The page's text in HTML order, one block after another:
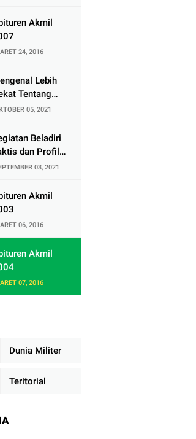
Akmil
24, 2016
Lebih
Tentang
Elite
05, 2021
Beladiri
dan Profil
Yonif03, 2021
Akmil
06, 2016
Akmil
07, 2016
Dunia Militer
Teritorial